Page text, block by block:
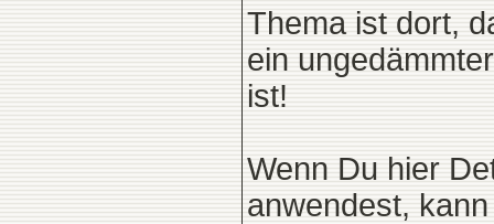
Thema ist dort,
ein
ist!
Wenn Du hier
anwendest,